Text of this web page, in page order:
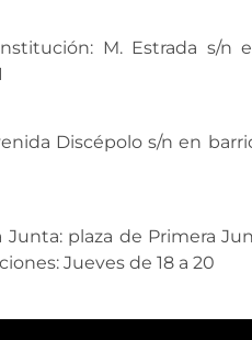
M. Estrada s/n
Discépolo s/n en
Junta: plaza de Primera
Jueves de 18 a 20